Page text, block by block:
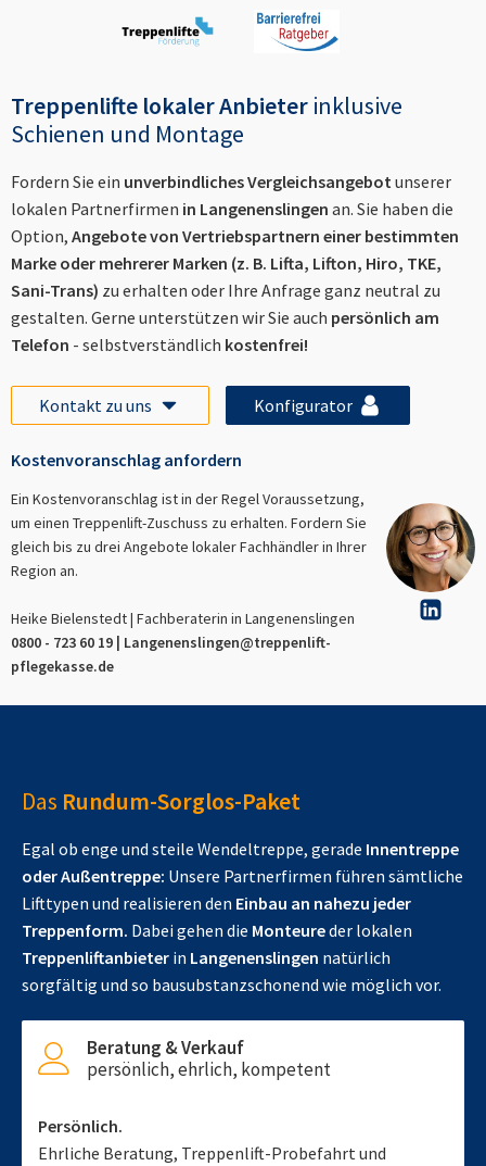
Treppenlifte lokaler Anbieter inklusive
Schienen und Montage
Fordern Sie ein unverbindliches Vergleichsangebotunserer
lokalen Partnerfirmen in Langenenslingen an. Sie haben die
Option, Angebote von Vertriebspartnern einer bestimmten
Marke oder mehrerer Marken (z. B. Lifta, Lifton, Hiro, TKE,
Sani-Trans) zu erhalten oder Ihre Anfrage ganz neutral zu
gestalten. Gerne unterstützen wir Sie auch persönlich am
Telefon - selbstverständlich kostenfrei!
Kontakt zu uns Konfigurator
Kostenvoranschlag anfordern
Ein Kostenvoranschlag ist in der Regel Voraussetzung,
um einen Treppenlift-Zuschuss zu erhalten. Fordern Sie
gleich bis zu drei Angebote lokaler Fachhändler in Ihrer
Region an.
Heike Bielenstedt | Fachberaterin in Langenenslingen
0800 - 723 60 19 | Langenenslingen@treppenlift-
pflegekasse.de
Das Rundum-Sorglos-Paket
Egal ob enge und steile Wendeltreppe, gerade Innentreppe
oder Außentreppe: Unsere Partnerfirmen führen sämtliche
Lifttypen und realisieren den Einbau an nahezu jeder
Treppenform. Dabei gehen die Monteureder lokalen
Treppenliftanbieter in Langenenslingen natürlich
sorgfältig und so bausubstanzschonend wie möglich vor.
Beratung & Verkauf
persönlich, ehrlich, kompetent
Persönlich.
Ehrliche Beratung, Treppenlift-Probefahrt und